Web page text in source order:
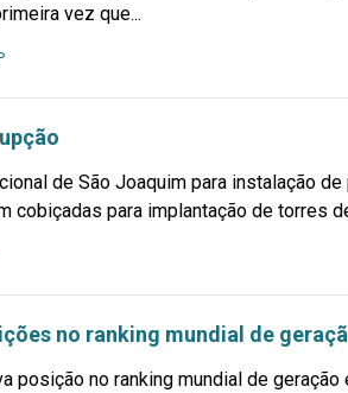
vez que...
Leia
de São Joaquim para instalação
cobiçadas para implantação de torres
no ranking mundial de
posição no ranking mundial de